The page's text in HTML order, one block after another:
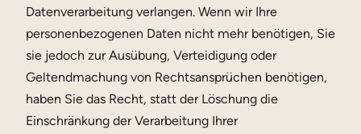
Datenverarbeitung verlangen. Wenn wir Ihre
personenbezogenen Daten nicht mehr benötigen, Sie
sie jedoch zur Ausübung, Verteidigung oder
Geltendmachung von Rechtsansprüchen benötigen,
haben Sie das Recht, statt der Löschung die
Einschränkung der Verarbeitung Ihrer